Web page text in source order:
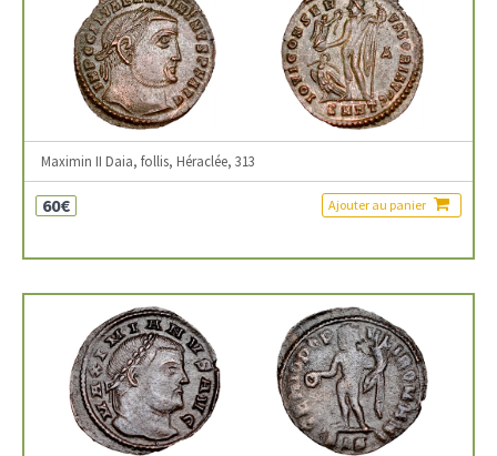
Maximin II Daia, follis, Héraclée, 313
60€ Ajouter au panier